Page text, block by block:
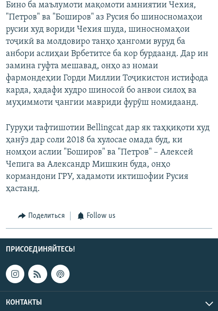
Бино ба маълумоти мақомоти амниятии Чехия,
"Петров" ва "Боширов" аз Русия бо шиносномаҳои
русии худ вориди Чехия шуда, шиносномаҳои
тоҷикӣ ва молдовиро танҳо ҳангоми вуруд ба
анбори аслиҳаи Врбетитсе ба кор бурдаанд. Дар ин
замина гуфта мешавад, онҳо аз номаи
фармондеҳии Горди Миллии Тоҷикистон истифода
карда, ҳадафи худро шиносоӣ бо анвои силоҳ ва
муҳиммоти ҷангии мавриди фурӯш номидаанд.
Гуруҳи тафтишотии Bellingcat дар як таҳқиқоти худ
ҳанӯз дар соли 2018 ба хулосае омада буд, ки
номҳои аслии "Боширов" ва "Петров" – Алексей
Чепига ва Александр Мишкин буда, онҳо
кормандони ГРУ, хадамоти иктишофии Русия
ҳастанд.
Поделиться Follow us
ПРИСОЕДИНЯЙТЕСЬ!
КОНТАКТЫ